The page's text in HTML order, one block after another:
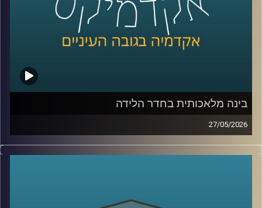
קרדיט תמונות:AudioVersity
בינה מלאכותית בחדר הלידה
27/05/2026
הרפואה נמצאת היום באחת מנקודות המפנה המשמעותיות
ביותר בתולדותיה.